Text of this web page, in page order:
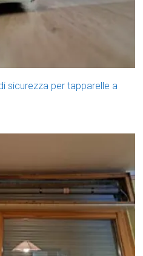
sicurezza per tapparelle a